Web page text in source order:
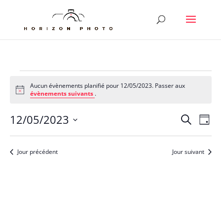
for
Notice
Aucun évènements planifié pour 12/05/2023. Passer aux
évènements suivants .
de
Recherche
de
Jour
12/05/2023
Sélectionnez
date.
Jour précédent Jour suivant